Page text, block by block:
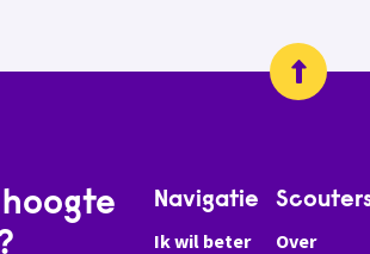
Navigatie
Ik wil beter
Over